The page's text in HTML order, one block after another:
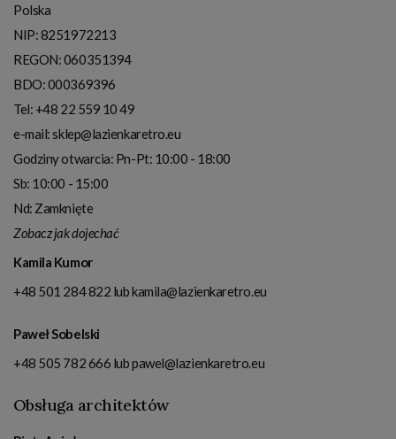
Polska
NIP:8251972213
REGON: 060351394
BDO: 000369396
Tel: +48 22 559 10 49
e-mail:sklep@lazienkaretro.eu
Godziny otwarcia: Pn-Pt: 10:00 - 18:00
Sb: 10:00 - 15:00
Nd: Zamknięte
Zobacz jak dojechać
Kamila Kumor
+48 501 284 822 lubkamila@lazienkaretro.eu
Paweł Sobelski
+48 505 782 666 lubpawel@lazienkaretro.eu
Obsługa architektów